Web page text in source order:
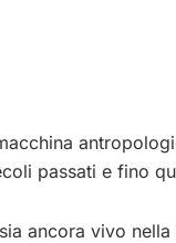
passati e fino
ancora vivo